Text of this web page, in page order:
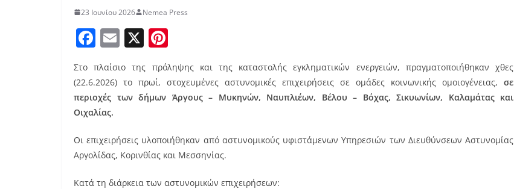
23 Ιουνίου 2026 Nemea Press
F
a
c
e
b
o
o
E
ai
l
X
nt
er
e
Στο πλαίσιο της πρόληψης και της καταστολής εγκληματικών ενεργειών, πραγματοποιήθηκαν χθες
(22.6.2026) το πρωί, στοχευμένες αστυνομικές επιχειρήσεις σε ομάδες κοινωνικής ομοιογένειας, σε
περιοχές των δήμων Άργους – Μυκηνών, Ναυπλιέων, Βέλου – Βόχας, Σικυωνίων, Καλαμάτας και
Οιχαλίας.
Οι επιχειρήσεις υλοποιήθηκαν από αστυνομικούς υφιστάμενων Υπηρεσιών των Διευθύνσεων Αστυνομίας
Αργολίδας, Κορινθίας και Μεσσηνίας.
Κατά τη διάρκεια των αστυνομικών επιχειρήσεων: